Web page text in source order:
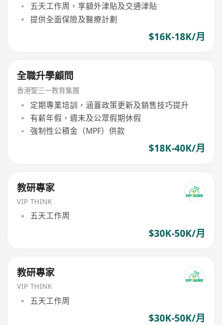
五天工作周，享額外津貼及交通津貼
提供全面保險及醫療計劃
$16K-18K/月
全職升學顧問
香港聖三一教育集團
定期專業培訓，涵蓋政策更新及銷售技巧提升
有薪年假，週末及公眾假期休假
強制性公積金（MPF）供款
$18K-40K/月
教研專家
VIP THINK
五天工作周
$30K-50K/月
教研專家
VIP THINK
五天工作周
$30K-50K/月